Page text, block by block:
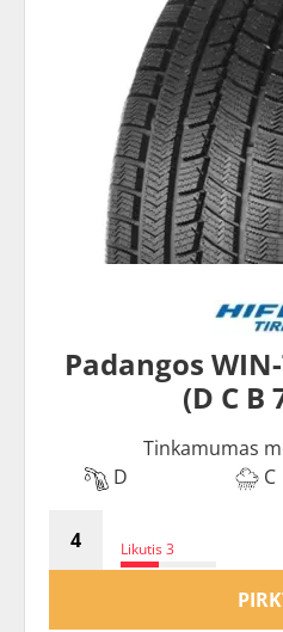
Padangos
(D C B
Tinkamumas
D
C
Likutis 3